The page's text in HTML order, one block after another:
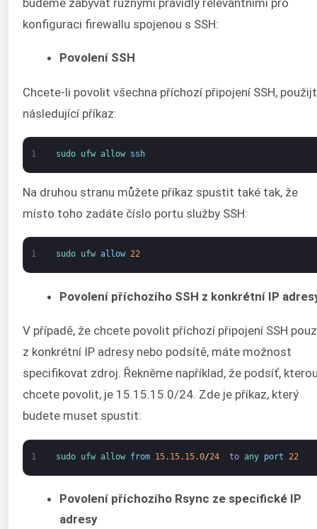
konfiguraci firewallu spojenou s SSH:
Povolení SSH
Chcete-li povolit všechna příchozí připojení SSH,
následující příkaz:
1 sudo ufw allow ssh
Na druhou stranu můžete příkaz spustit také tak, že
místo toho zadáte číslo portu služby SSH:
1 sudo ufw allow 22
Povolení příchozího SSH z konkrétní IP
V případě, že chcete povolit příchozí připojení SSH
z konkrétní IP adresy nebo podsítě, máte možnost
specifikovat zdroj. Řekněme například, že podsíť,
chcete povolit, je 15.15.15.0/24. Zde je příkaz, který
budete muset spustit:
1 sudo ufw allow from 15.15.15.0/24 to any port 22
Povolení příchozího Rsync ze specifické IP
adresy